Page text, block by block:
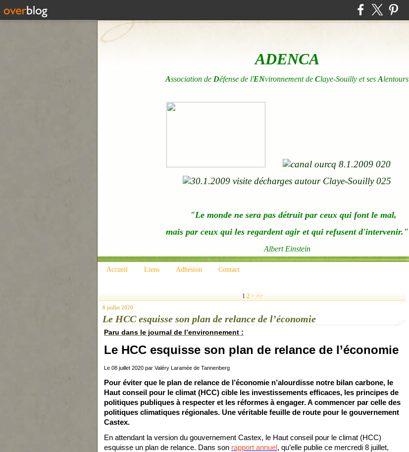
ADENCA
Association de Défense de l'ENvironnement de Claye-Souilly et ses Alentours
"Le monde ne sera pas détruit par ceux qui font le mal,
mais par ceux qui les regardent agir et qui refusent d'intervenir."
Albert Einstein
Accueil Liens Adhésion Contact
1 2 > >>
8 juillet 2020
Le HCC esquisse son plan de relance de l’économie
Paru dans le journal de l’environnement :
Le HCC esquisse son plan de relance de l’économie
Le 08 juillet 2020 par Valéry Laramée de Tannenberg
Pour éviter que le plan de relance de l’économie n’alourdisse notre bilan carbone, le
Haut conseil pour le climat (HCC) cible les investissements efficaces, les principes de
politiques publiques à respecter et les réformes à engager. A commencer par celle des
politiques climatiques régionales. Une véritable feuille de route pour le gouvernement
Castex.
En attendant la version du gouvernement Castex, le Haut conseil pour le climat (HCC)
esquisse un plan de relance. Dans son rapport annuel, qu’elle publie ce mercredi 8 juillet,